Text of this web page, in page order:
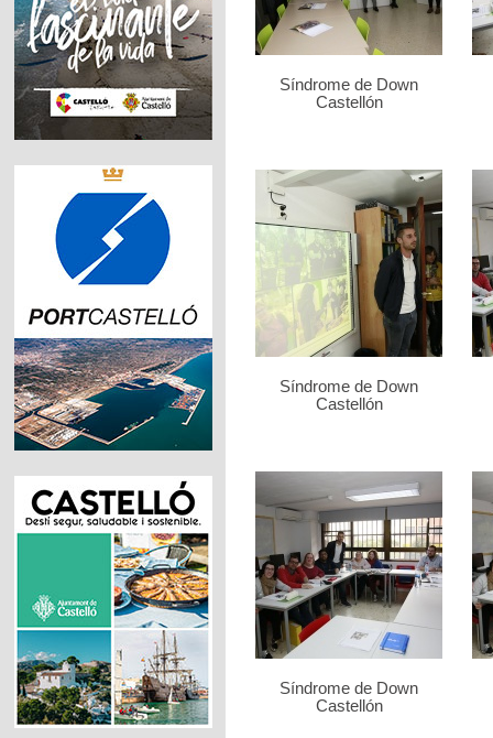
Síndrome de Down
Castellón
Síndrome de Down
Castellón
Síndrome de Down
Castellón